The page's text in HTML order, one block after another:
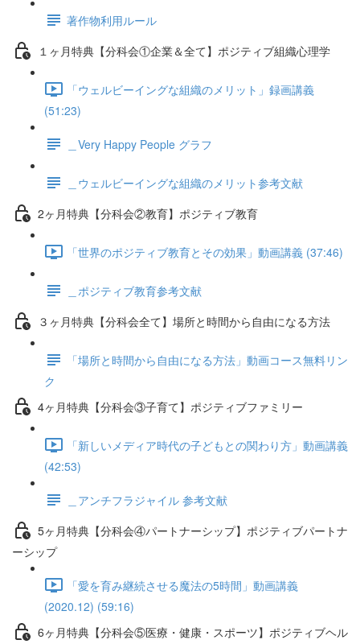
著作物利用ルール
１ヶ月特典【分科会①企業＆全て】ポジティブ組織心理学
「ウェルビーイングな組織のメリット」録画講義
(51:23)
＿Very Happy People グラフ
＿ウェルビーイングな組織のメリット参考文献
2ヶ月特典【分科会②教育】ポジティブ教育
「世界のポジティブ教育とその効果」動画講義 (37:46)
＿ポジティブ教育参考文献
３ヶ月特典【分科会全て】場所と時間から自由になる方法
「場所と時間から自由になる方法」動画コース無料リン
ク
4ヶ月特典【分科会③子育て】ポジティブファミリー
「新しいメディア時代の子どもとの関わり方」動画講義
(42:53)
＿アンチフラジャイル 参考文献
5ヶ月特典【分科会④パートナーシップ】ポジティブパートナ
ーシップ
「愛を育み継続させる魔法の5時間」動画講義
(2020.12) (59:16)
6ヶ月特典【分科会⑤医療・健康・スポーツ】ポジティブヘル